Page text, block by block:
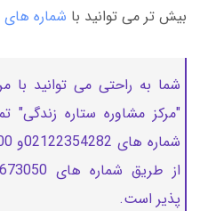
بیش تر می توانید با شماره
شما به راحتی می توانید با
"مرکز مشاوره ستاره
پذیر است.